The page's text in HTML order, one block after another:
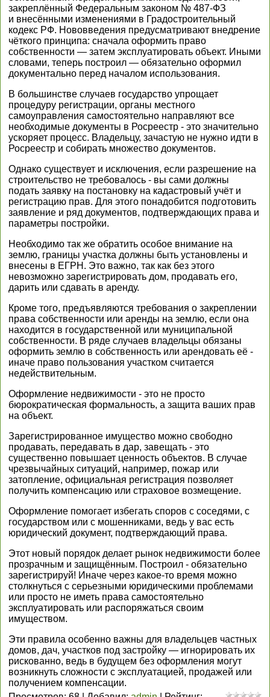
закреплённый Федеральным законом № 487-ФЗ
и внесёнными изменениями в Градостроительный
кодекс РФ. Нововведения предусматривают внедрение
чёткого принципа: сначала оформить право
собственности — затем эксплуатировать объект. Иными
словами, теперь построил — обязательно оформил
документально перед началом использования.
В большинстве случаев государство упрощает
процедуру регистрации, органы местного
самоуправления самостоятельно направляют все
необходимые документы в Росреестр - это значительно
ускоряет процесс. Владельцу, зачастую не нужно идти в
Росреестр и собирать множество документов.
Однако существует и исключения, если разрешение на
строительство не требовалось - вы сами должны
подать заявку на постановку на кадастровый учёт и
регистрацию прав. Для этого понадобится подготовить
заявление и ряд документов, подтверждающих права и
параметры постройки.
Необходимо так же обратить особое внимание на
землю, границы участка должны быть установлены и
внесены в ЕГРН. Это важно, так как без этого
невозможно зарегистрировать дом, продавать его,
дарить или сдавать в аренду.
Кроме того, предъявляются требования о закреплении
права собственности или аренды на землю, если она
находится в государственной или муниципальной
собственности. В ряде случаев владельцы обязаны
оформить землю в собственность или арендовать её -
иначе право пользования участком считается
недействительным.
Оформление недвижимости - это не просто
бюрократическая формальность, а защита ваших прав
на объект.
Зарегистрированное имущество можно свободно
продавать, передавать в дар, завещать - это
существенно повышает ценность объектов. В случае
чрезвычайных ситуаций, например, пожар или
затопление, официальная регистрация позволяет
получить компенсацию или страховое возмещение.
Оформление помогает избегать споров с соседями, с
государством или с мошенниками, ведь у вас есть
юридический документ, подтверждающий права.
Этот новый порядок делает рынок недвижимости более
прозрачным и защищённым. Построил - обязательно
зарегистрируй! Иначе через какое-то время можно
столкнуться с серьезными юридическими проблемами
или просто не иметь права самостоятельно
эксплуатировать или распоряжаться своим
имуществом.
Эти правила особенно важны для владельцев частных
домов, дач, участков под застройку — игнорировать их
рискованно, ведь в будущем без оформления могут
возникнуть сложности с эксплуатацией, продажей или
получением компенсации.